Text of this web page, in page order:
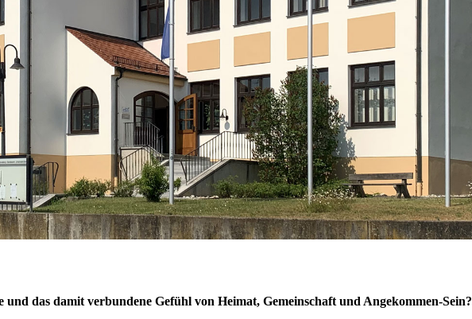
und das damit verbundene Gefühl von Heimat, Gemeinschaft und Angekommen-Sein?